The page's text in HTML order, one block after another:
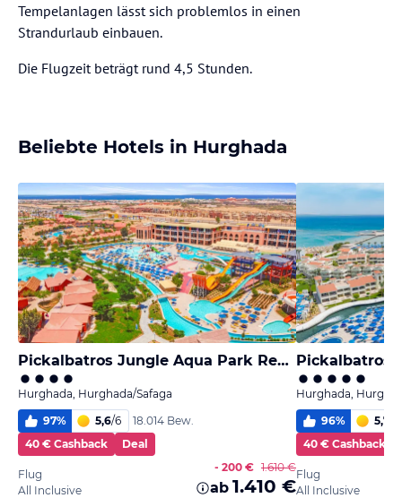
Tempelanlagen lässt sich problemlos in einen
Strandurlaub einbauen.
Die Flugzeit beträgt rund 4,5 Stunden.
Beliebte Hotels in Hurghada
Pickalbatros Jungle Aqua Park Resort - Neverland Hurghada
Hurghada, Hurghada/Safaga
97% 5,6/6
18.014 Bew.
40 € Cashback
Deal
Flug
All Inclusive
- 200 € 1.610 €
ab 1.410 €
Hurghada,
96% 5,7
40 € Cashback
Flug
All Inclusive